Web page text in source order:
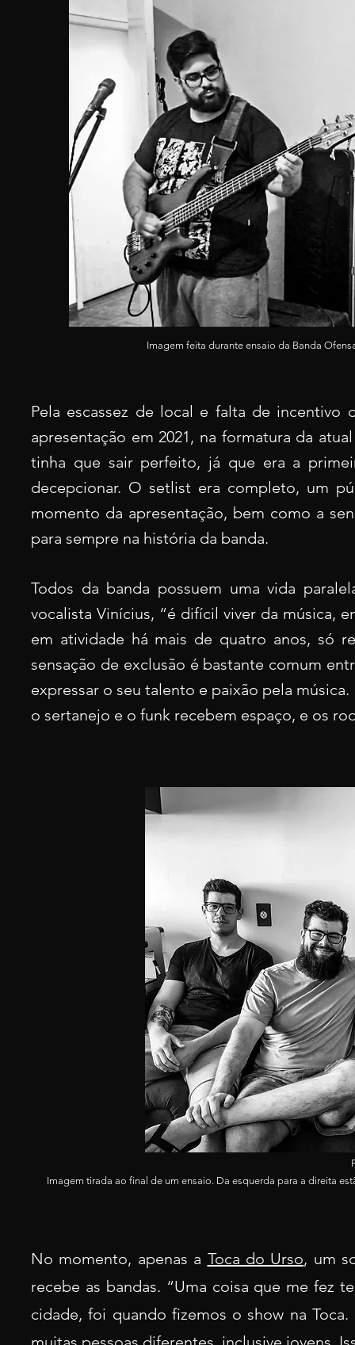
Imagem feita durante ensaio da Banda
Pela escassez de local e falta de
apresentação em 2021, na formatura da
tinha que sair perfeito, já que era a prime
decepcionar. O setlist era completo, um
momento da apresentação, bem como a
para sempre na história da banda.
Todos da banda possuem uma vida
vocalista Vinícius, “é difícil viver da música,
em atividade há mais de quatro anos, só
sensação de exclusão é bastante comum
expressar o seu talento e paixão pela
o sertanejo e o funk recebem espaço, e os
Imagem tirada ao final de um ensaio. Da esquerda para a direita
No momento, apenas a Toca do Urso, um
recebe as bandas. “Uma coisa que me fez
cidade, foi quando fizemos o show na